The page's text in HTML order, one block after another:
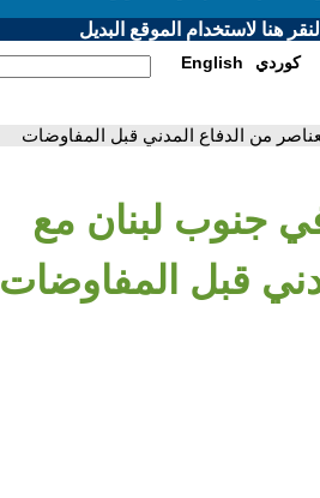
هنا لاستخدام الموقع البديل
English كوردي
من الدفاع المدني قبل المفاوضات
جنوب لبنان مع
قبل المفاوضات